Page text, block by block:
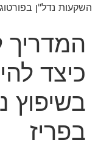
השקעות נדל"ן
המדריך
כיצד
בשיפוץ
בפריז